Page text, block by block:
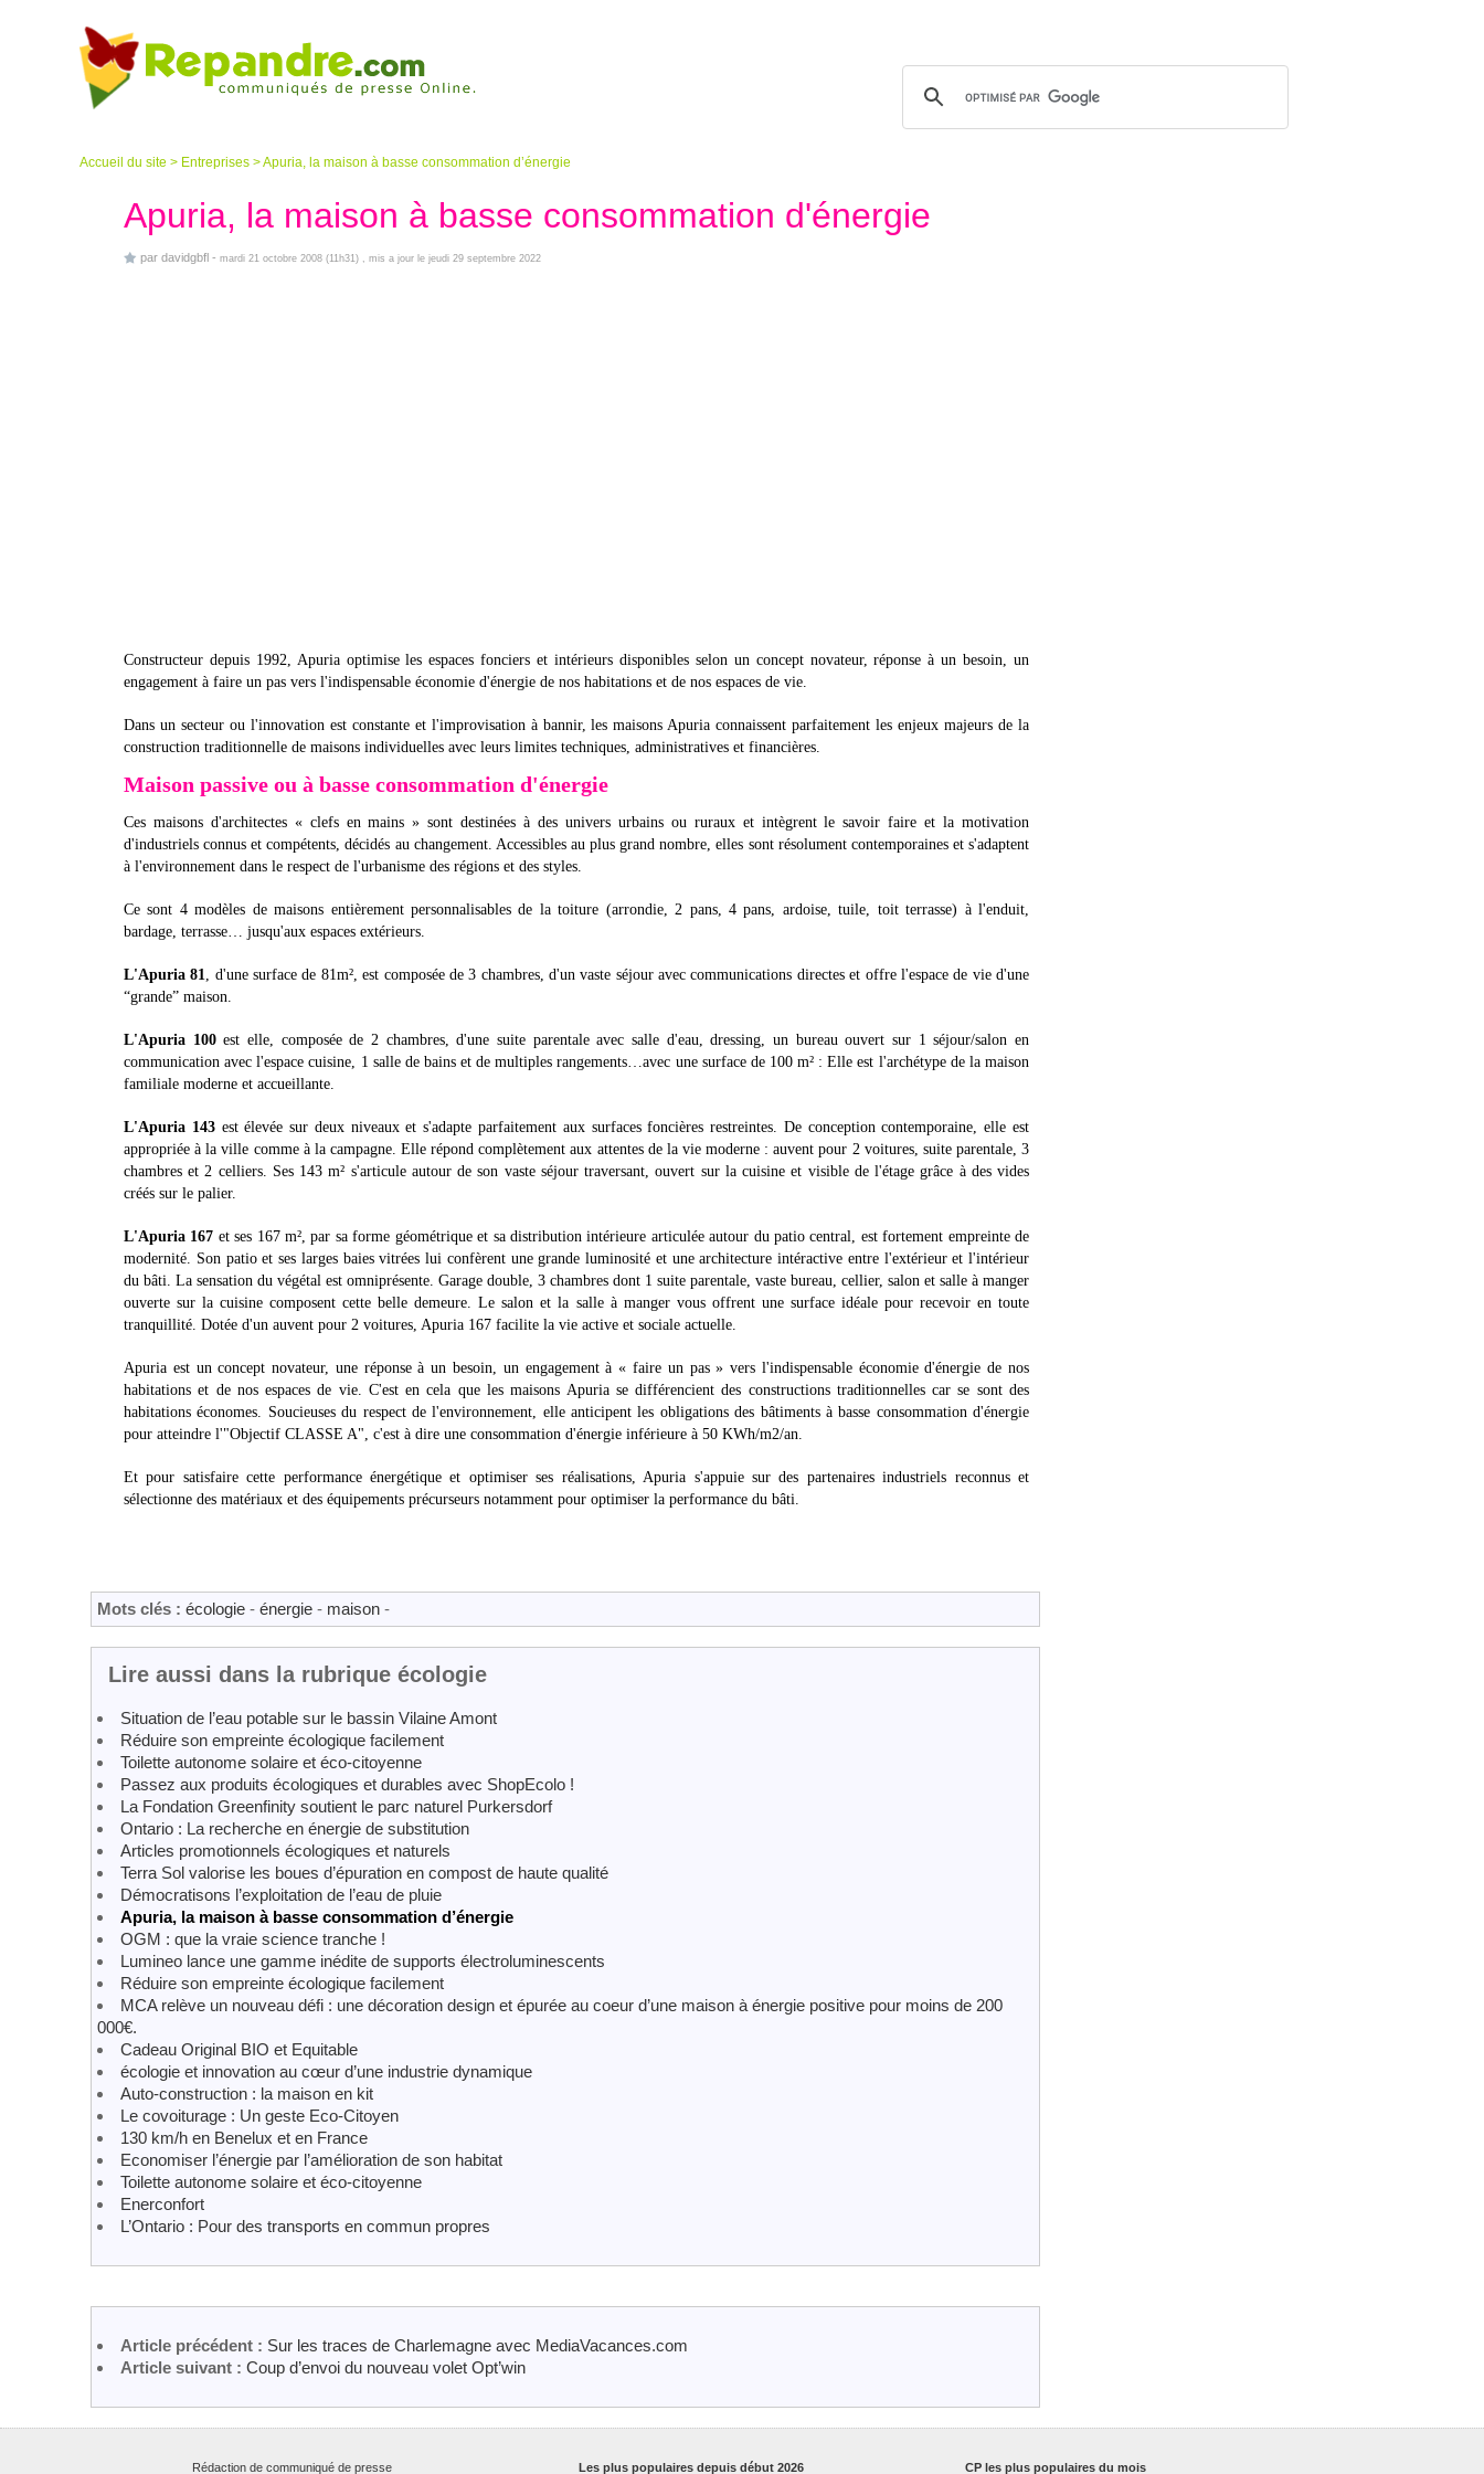
Accueil du site > Entreprises >Apuria, la maison à basse consommation d’énergie
Apuria, la maison à basse consommation d'énergie
par davidgbfl - mardi 21 octobre 2008 (11h31) , mis a jour le jeudi 29 septembre 2022
Constructeur depuis 1992, Apuria optimise les espaces fonciers et intérieurs disponibles selon un concept novateur, réponse à un besoin, un
engagement à faire un pas vers l'indispensable économie d'énergie de nos habitations et de nos espaces de vie.
Dans un secteur ou l'innovation est constante et l'improvisation à bannir, les maisons Apuria connaissent parfaitement les enjeux majeurs de la
construction traditionnelle de maisons individuelles avec leurs limites techniques, administratives et financières.
Maison passive ou à basse consommation d'énergie
Ces maisons d'architectes « clefs en mains » sont destinées à des univers urbains ou ruraux et intègrent le savoir faire et la motivation
d'industriels connus et compétents, décidés au changement. Accessibles au plus grand nombre, elles sont résolument contemporaines et s'adaptent
à l'environnement dans le respect de l'urbanisme des régions et des styles.
Ce sont 4 modèles de maisons entièrement personnalisables de la toiture (arrondie, 2 pans, 4 pans, ardoise, tuile, toit terrasse) à l'enduit,
bardage, terrasse… jusqu'aux espaces extérieurs.
L'Apuria 81
, d'une surface de 81m², est composée de 3 chambres, d'un vaste séjour avec communications directes et offre l'espace de vie d'une
“grande” maison.
L'Apuria 100est elle, composée de 2 chambres, d'une suite parentale avec salle d'eau, dressing, un bureau ouvert sur 1 séjour/salon en
communication avec l'espace cuisine, 1 salle de bains et de multiples rangements…avec une surface de 100 m² : Elle est l'archétype de la maison
familiale moderne et accueillante.
L'Apuria 143est élevée sur deux niveaux et s'adapte parfaitement aux surfaces foncières restreintes. De conception contemporaine, elle est
appropriée à la ville comme à la campagne. Elle répond complètement aux attentes de la vie moderne : auvent pour 2 voitures, suite parentale, 3
chambres et 2 celliers. Ses 143 m² s'articule autour de son vaste séjour traversant, ouvert sur la cuisine et visible de l'étage grâce à des vides
créés sur le palier.
L'Apuria 167 et ses 167 m², par sa forme géométrique et sa distribution intérieure articulée autour du patio central, est fortement empreinte de
modernité. Son patio et ses larges baies vitrées lui confèrent une grande luminosité et une architecture intéractive entre l'extérieur et l'intérieur
du bâti. La sensation du végétal est omniprésente. Garage double, 3 chambres dont 1 suite parentale, vaste bureau, cellier, salon et salle à manger
ouverte sur la cuisine composent cette belle demeure. Le salon et la salle à manger vous offrent une surface idéale pour recevoir en toute
tranquillité. Dotée d'un auvent pour 2 voitures, Apuria 167 facilite la vie active et sociale actuelle.
Apuria est un concept novateur, une réponse à un besoin, un engagement à « faire un pas » vers l'indispensable économie d'énergie de nos
habitations et de nos espaces de vie. C'est en cela que les maisons Apuria se différencient des constructions traditionnelles car se sont des
habitations économes. Soucieuses du respect de l'environnement, elle anticipent les obligations des bâtiments à basse consommation d'énergie
pour atteindre l'"Objectif CLASSE A", c'est à dire une consommation d'énergie inférieure à 50 KWh/m2/an.
Et pour satisfaire cette performance énergétique et optimiser ses réalisations, Apuria s'appuie sur des partenaires industriels reconnus et
sélectionne des matériaux et des équipements précurseurs notamment pour optimiser la performance du bâti.
Mots clés : écologie - énergie - maison -
Lire aussi dans la rubrique écologie
Situation de l’eau potable sur le bassin Vilaine Amont
Réduire son empreinte écologique facilement
Toilette autonome solaire et éco-citoyenne
Passez aux produits écologiques et durables avec ShopEcolo !
La Fondation Greenfinity soutient le parc naturel Purkersdorf
Ontario : La recherche en énergie de substitution
Articles promotionnels écologiques et naturels
Terra Sol valorise les boues d’épuration en compost de haute qualité
Démocratisons l’exploitation de l’eau de pluie
Apuria, la maison à basse consommation d’énergie
OGM : que la vraie science tranche !
Lumineo lance une gamme inédite de supports électroluminescents
Réduire son empreinte écologique facilement
MCA relève un nouveau défi : une décoration design et épurée au coeur d’une maison à énergie positive pour moins de 200
000€.
Cadeau Original BIO et Equitable
écologie et innovation au cœur d’une industrie dynamique
Auto-construction : la maison en kit
Le covoiturage : Un geste Eco-Citoyen
130 km/h en Benelux et en France
Economiser l’énergie par l’amélioration de son habitat
Toilette autonome solaire et éco-citoyenne
Enerconfort
L’Ontario : Pour des transports en commun propres
Article précédent : Sur les traces de Charlemagne avec MediaVacances.com
Article suivant : Coup d’envoi du nouveau volet Opt’win
Rédaction de communiqué de presse CP les plus populaires du mois
Les plus populaires depuis début 2026